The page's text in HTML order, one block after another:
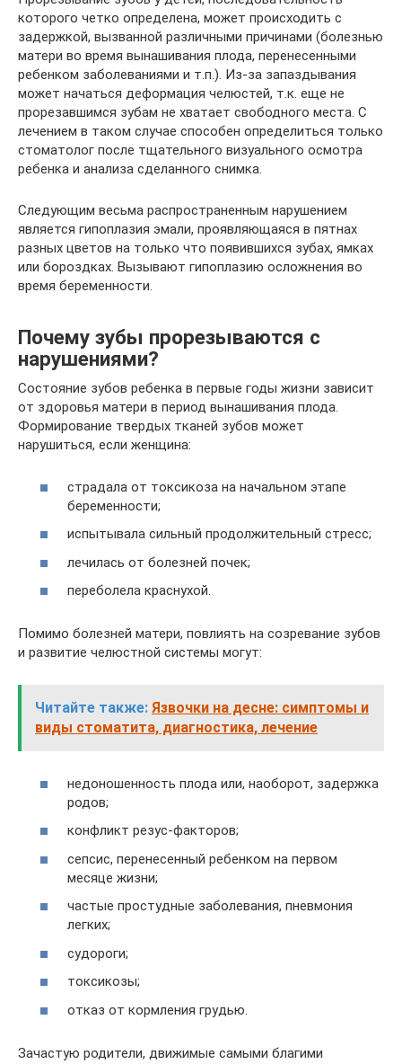
которого четко определена, может происходить с
задержкой, вызванной различными причинами (болезнью
матери во время вынашивания плода, перенесенными
ребенком заболеваниями и т.п.). Из-за запаздывания
может начаться деформация челюстей, т.к. еще не
прорезавшимся зубам не хватает свободного места. С
лечением в таком случае способен определиться только
стоматолог после тщательного визуального осмотра
ребенка и анализа сделанного снимка.
Следующим весьма распространенным нарушением
является гипоплазия эмали, проявляющаяся в пятнах
разных цветов на только что появившихся зубах, ямках
или бороздках. Вызывают гипоплазию осложнения во
время беременности.
Почему зубы прорезываются с
нарушениями?
Состояние зубов ребенка в первые годы жизни зависит
от здоровья матери в период вынашивания плода.
Формирование твердых тканей зубов может
нарушиться, если женщина:
страдала от токсикоза на начальном этапе
беременности;
испытывала сильный продолжительный стресс;
лечилась от болезней почек;
переболела краснухой.
Помимо болезней матери, повлиять на созревание зубов
и развитие челюстной системы могут:
Читайте также: Язвочки на десне: симптомы и
виды стоматита, диагностика, лечение
недоношенность плода или, наоборот, задержка
родов;
конфликт резус-факторов;
сепсис, перенесенный ребенком на первом
месяце жизни;
частые простудные заболевания, пневмония
легких;
судороги;
токсикозы;
отказ от кормления грудью.
Зачастую родители, движимые самыми благими